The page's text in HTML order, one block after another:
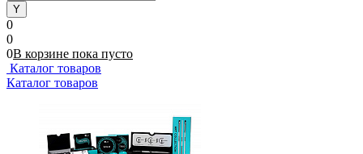
0
0
0В корзине пока пусто
Каталог товаров
Каталог товаров